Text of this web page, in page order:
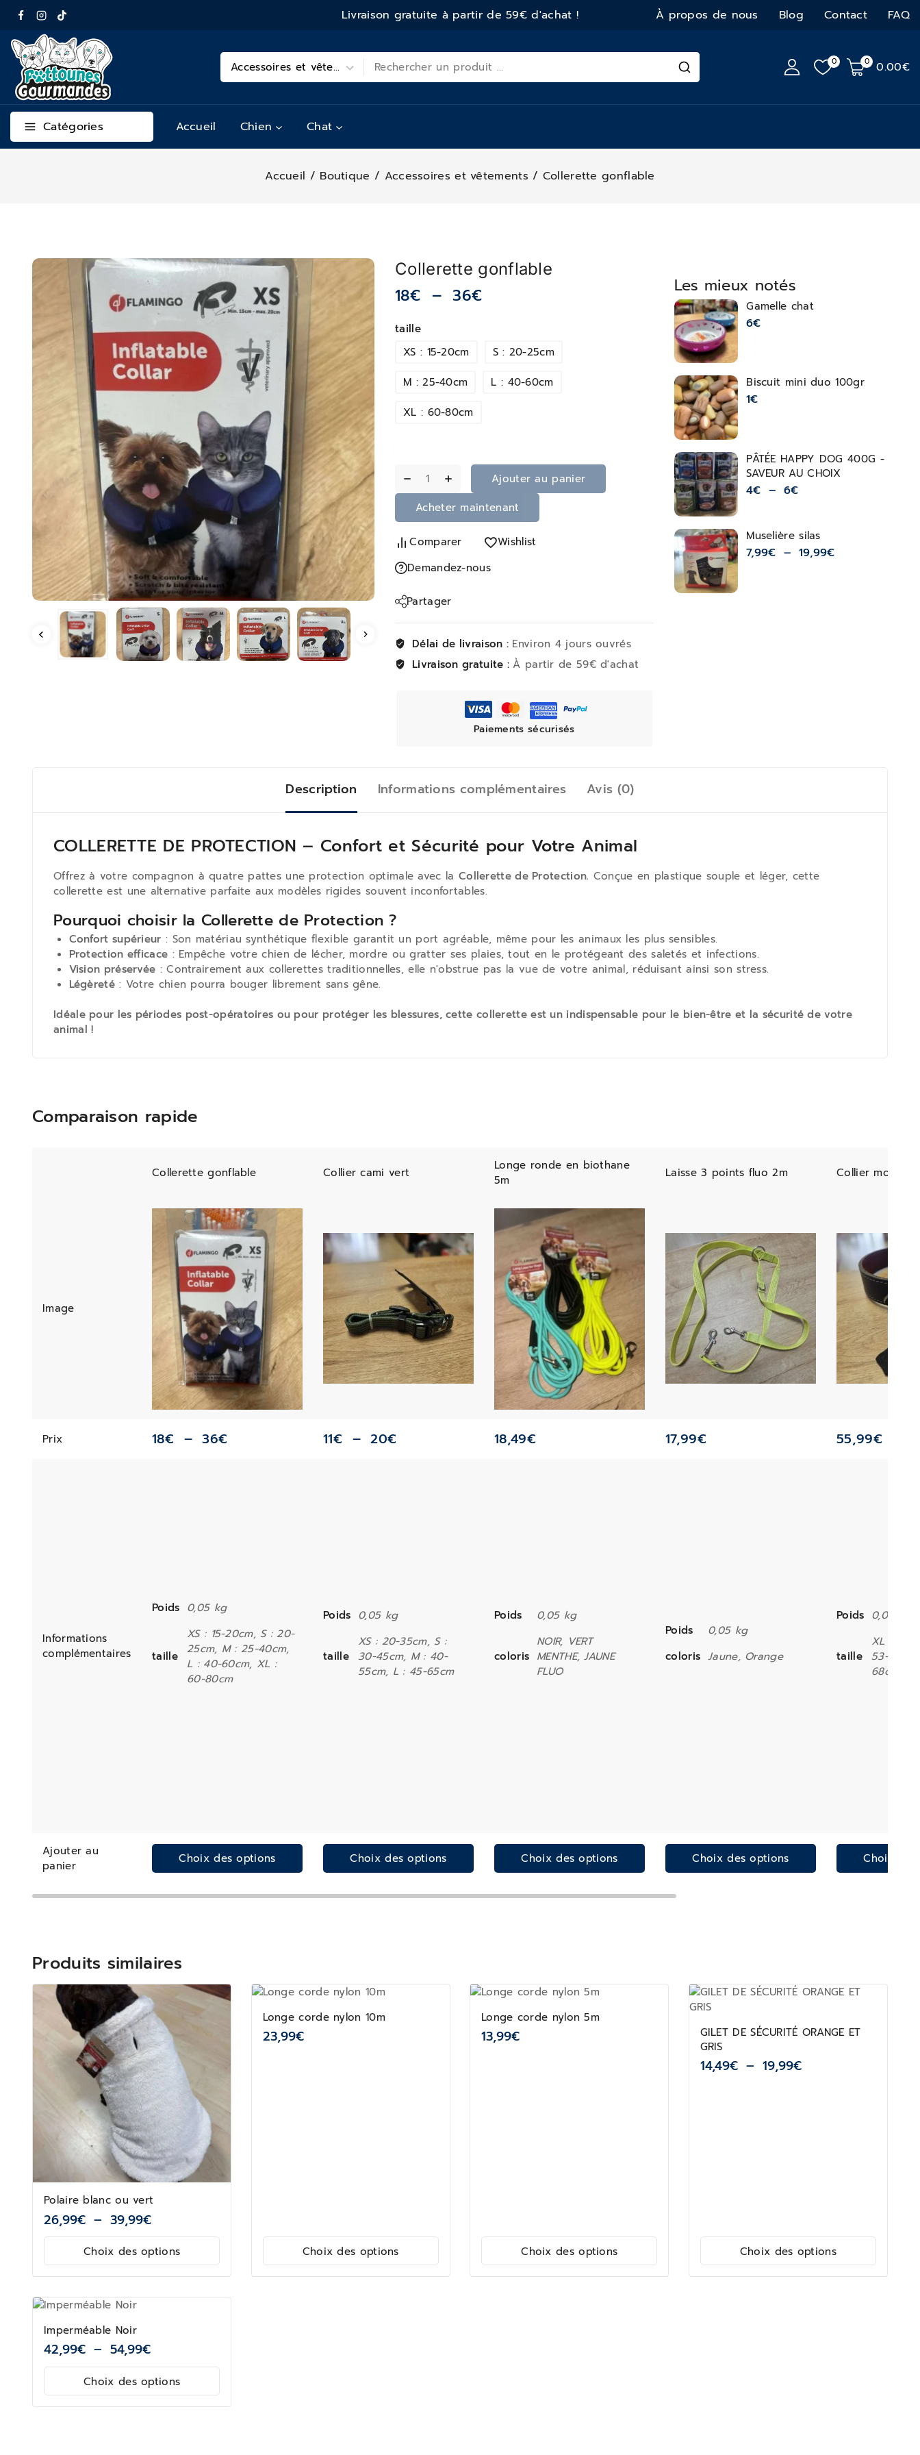
Livraison gratuite à partir de 59€ d'achat ! À propos de nous Blog Contact FAQ
0 0 0.00€
Catégories Accueil Chien Chat
Accueil / Boutique / Accessoires et vêtements / Collerette gonflable
Les mieux notés
Gamelle chat
6€
Biscuit mini duo 100gr
1€
PÂTÉE HAPPY DOG 400G -
SAVEUR AU CHOIX
4€ – 6€
Muselière silas
7,99€ – 19,99€
Collerette gonflable
18€ – 36€
taille
XS : 15-20cm
S : 20-25cm
M : 25-40cm
L : 40-60cm
XL : 60-80cm
Ajouter au panier
Acheter maintenant
Comparer
Wishlist
Demandez-nous
Partager
Délai de livraison : Environ 4 jours ouvrés
Livraison gratuite : À partir de 59€ d'achat
Paiements sécurisés
Description Informations complémentaires Avis (0)
COLLERETTE DE PROTECTION – Confort et Sécurité pour Votre Animal
Offrez à votre compagnon à quatre pattes une protection optimale avec la Collerette de Protection. Conçue en plastique souple et léger, cette
collerette est une alternative parfaite aux modèles rigides souvent inconfortables.
Pourquoi choisir la Collerette de Protection ?
Confort supérieur : Son matériau synthétique flexible garantit un port agréable, même pour les animaux les plus sensibles.
Protection efficace : Empêche votre chien de lécher, mordre ou gratter ses plaies, tout en le protégeant des saletés et infections.
Vision préservée : Contrairement aux collerettes traditionnelles, elle n'obstrue pas la vue de votre animal, réduisant ainsi son stress.
Légèreté: Votre chien pourra bouger librement sans gêne.
Idéale pour les périodes post-opératoires ou pour protéger les blessures, cette collerette est un indispensable pour le bien-être et la sécurité de votre
animal !
Comparaison rapide
Collerette gonflable Collier cami vert
Longe ronde en biothane
5m
Laisse 3 points fluo 2m Collier montana
Image
Prix 18€ – 36€ 11€ – 20€ 18,49€ 17,99€ 55,99€
Informations
complémentaires
Poids 0,05 kg
taille
XS : 15-20cm, S : 20-
25cm, M : 25-40cm,
L : 40-60cm, XL :
60-80cm
Poids 0,05 kg
taille
XS : 20-35cm, S :
30-45cm, M : 40-
55cm, L : 45-65cm
Poids 0,05 kg
coloris
NOIR, VERT
MENTHE, JAUNE
FLUO
Poids
0,05 kg
coloris Jaune, Orange
Poids 0,05 kg
taille
XL : 49-
53-
68cm
Ajouter au
panier
Choix des options Choix des options Choix des options Choix des options Choix
Produits similaires
Polaire blanc ou vert
26,99€ – 39,99€
Choix des options
Longe corde nylon 10m
23,99€
Choix des options
Longe corde nylon 5m
13,99€
Choix des options
GILET DE SÉCURITÉ ORANGE ET
GRIS
14,49€ – 19,99€
Choix des options
Imperméable Noir
42,99€ – 54,99€
Choix des options